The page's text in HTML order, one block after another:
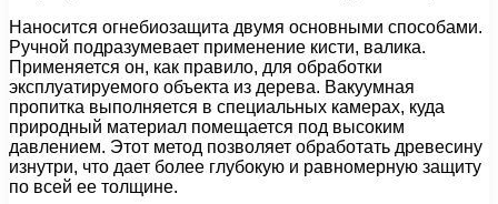
Наносится огнебиозащита двумя основными способами.
Ручной подразумевает применение кисти, валика.
Применяется он, как правило, для обработки
эксплуатируемого объекта из дерева. Вакуумная
пропитка выполняется в специальных камерах, куда
природный материал помещается под высоким
давлением. Этот метод позволяет обработать древесину
изнутри, что дает более глубокую и равномерную защиту
по всей ее толщине.